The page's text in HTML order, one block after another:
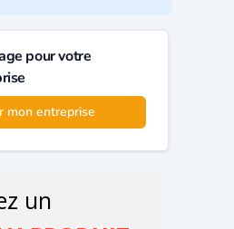
pour votre
mon entreprise